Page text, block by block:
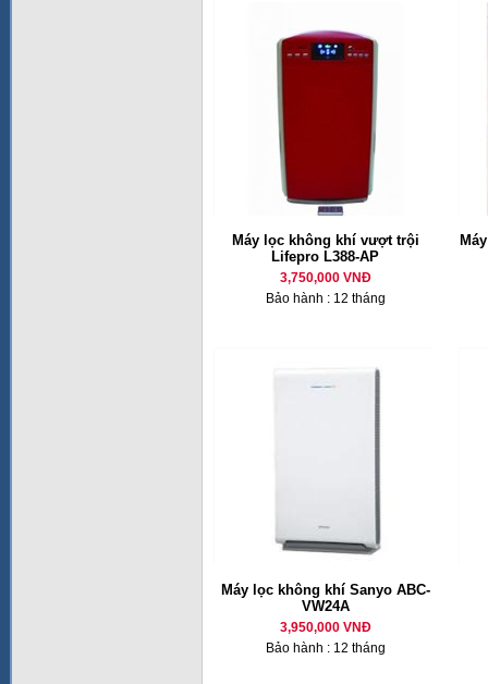
Máy lọc không khí vượt trội
Lifepro L388-AP
3,750,000 VNĐ
Bảo hành : 12 tháng
Máy lọc không khí Sanyo ABC-
VW24A
3,950,000 VNĐ
Bảo hành : 12 tháng